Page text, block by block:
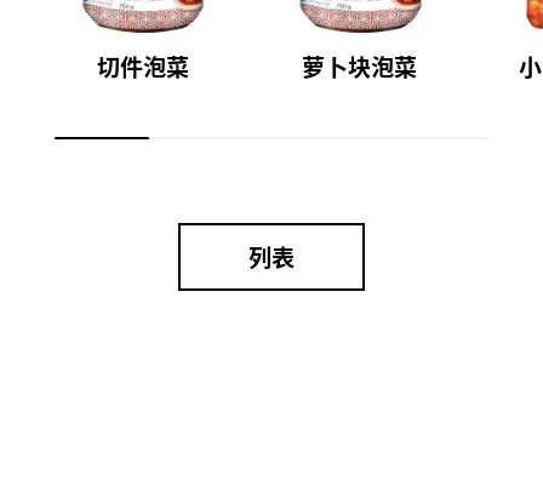
切件泡菜 萝卜块泡菜
列表